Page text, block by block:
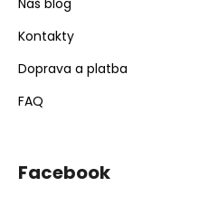
Kontakty
Doprava a platba
FAQ
Facebook